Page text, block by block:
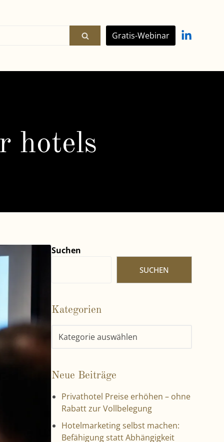
Gratis-Webinar
hotels
Suchen
SUCHEN
Kategorien
Neue Beiträge
Privathotel Preise erhöhen – ohne
Rabatt zur Vollbelegung
Hotelmarketing selbst machen:
Befähigung statt Abhängigkeit